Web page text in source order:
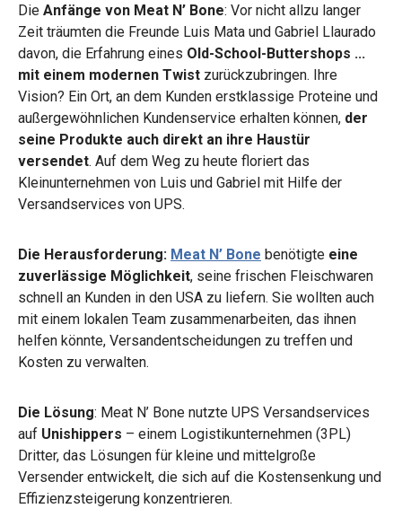
Die Anfänge von Meat N’ Bone: Vor nicht allzu langer
Zeit träumten die Freunde Luis Mata und Gabriel Llaurado
davon, die Erfahrung eines Old-School-Buttershops ...
mit einem modernen Twist zurückzubringen. Ihre
Vision? Ein Ort, an dem Kunden erstklassige Proteine und
außergewöhnlichen Kundenservice erhalten können, der
seine Produkte auch direkt an ihre Haustür
versendet. Auf dem Weg zu heute floriert das
Kleinunternehmen von Luis und Gabriel mit Hilfe der
Versandservices von UPS.
Die Herausforderung: Meat N’ Bone benötigte eine
zuverlässige Möglichkeit, seine frischen Fleischwaren
schnell an Kunden in den USA zu liefern. Sie wollten auch
mit einem lokalen Team zusammenarbeiten, das ihnen
helfen könnte, Versandentscheidungen zu treffen und
Kosten zu verwalten.
Die Lösung: Meat N’ Bone nutzte UPS Versandservices
auf Unishippers – einem Logistikunternehmen (3PL)
Dritter, das Lösungen für kleine und mittelgroße
Versender entwickelt, die sich auf die Kostensenkung und
Effizienzsteigerung konzentrieren.